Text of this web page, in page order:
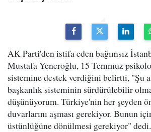
AK Parti'den istifa eden bağımsız
Mustafa Yeneroğlu, 15 Temmuz
sistemine destek verdiğini belirtti, "Şu
başkanlık sisteminin sürdürülebilir
düşünüyorum. Türkiye'nin her şeyden
duvarlarını aşması gerekiyor. Bunun
üstünlüğüne dönülmesi gerekiyor" dedi.